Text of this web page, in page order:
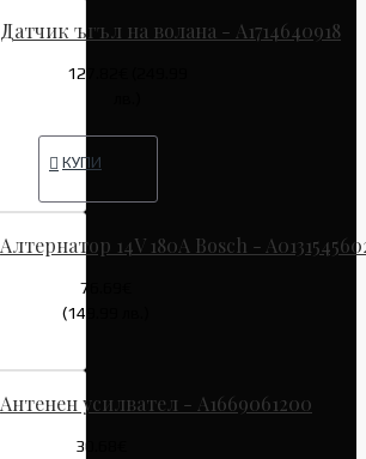
Датчик ъгъл на волана - A1714640918
127.82€ (249.99
КУПИ
Алтернатор 14V 180A Bosch -
76.69€
(149.99 лв.)
Антенен усилвател - A1669061200
30.68€